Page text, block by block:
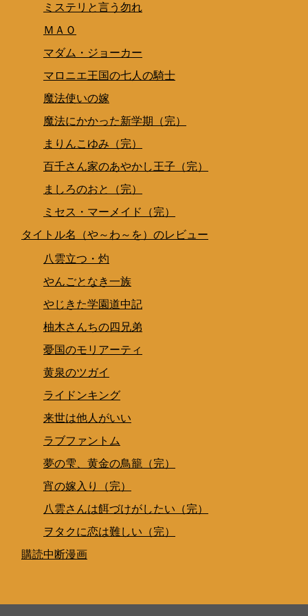
ミステリと言う勿れ
ＭＡＯ
マダム・ジョーカー
マロニエ王国の七人の騎士
魔法使いの嫁
魔法にかかった新学期（完）
まりんこゆみ（完）
百千さん家のあやかし王子（完）
ましろのおと（完）
ミセス・マーメイド（完）
タイトル名（や～わ～を）のレビュー
八雲立つ・灼
やんごとなき一族
やじきた学園道中記
柚木さんちの四兄弟
憂国のモリアーティ
黄泉のツガイ
ライドンキング
来世は他人がいい
ラブファントム
夢の雫、黄金の鳥籠（完）
宵の嫁入り（完）
八雲さんは餌づけがしたい（完）
ヲタクに恋は難しい（完）
購読中断漫画